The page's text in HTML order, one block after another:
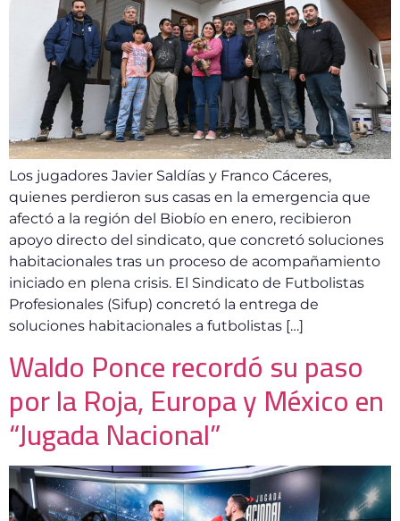
Los jugadores Javier Saldías y Franco Cáceres,
quienes perdieron sus casas en la emergencia que
afectó a la región del Biobío en enero, recibieron
apoyo directo del sindicato, que concretó soluciones
habitacionales tras un proceso de acompañamiento
iniciado en plena crisis. El Sindicato de Futbolistas
Profesionales (Sifup) concretó la entrega de
soluciones habitacionales a futbolistas […]
Waldo Ponce recordó su paso
por la Roja, Europa y México en
“Jugada Nacional”